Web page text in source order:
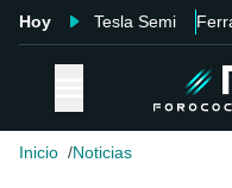
Hoy Tesla Semi
Inicio Noticias